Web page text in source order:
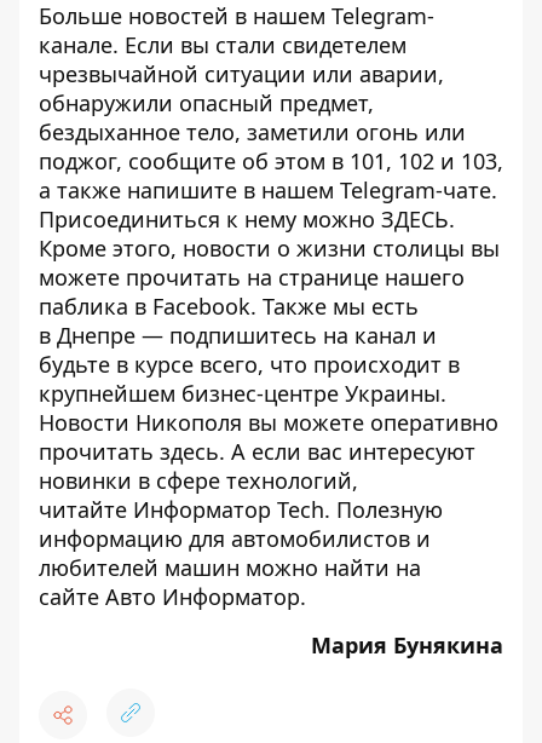
Больше новостей в нашем Telegram-
канале. Если вы стали свидетелем
чрезвычайной ситуации или аварии,
обнаружили опасный предмет,
бездыханное тело, заметили огонь или
поджог, сообщите об этом в 101, 102 и 103,
а также напишите в нашем Telegram-чате.
Присоединиться к нему можно ЗДЕСЬ.
Кроме этого, новости о жизни столицы вы
можете прочитать на странице нашего
паблика в Facebook. Также мы есть
в Днепре — подпишитесь на канал и
будьте в курсе всего, что происходит в
крупнейшем бизнес-центре Украины.
Новости Никополя вы можете оперативно
прочитать здесь. А если вас интересуют
новинки в сфере технологий,
читайте Информатор Tech. Полезную
информацию для автомобилистов и
любителей машин можно найти на
сайте Авто Информатор.
Мария Бунякина